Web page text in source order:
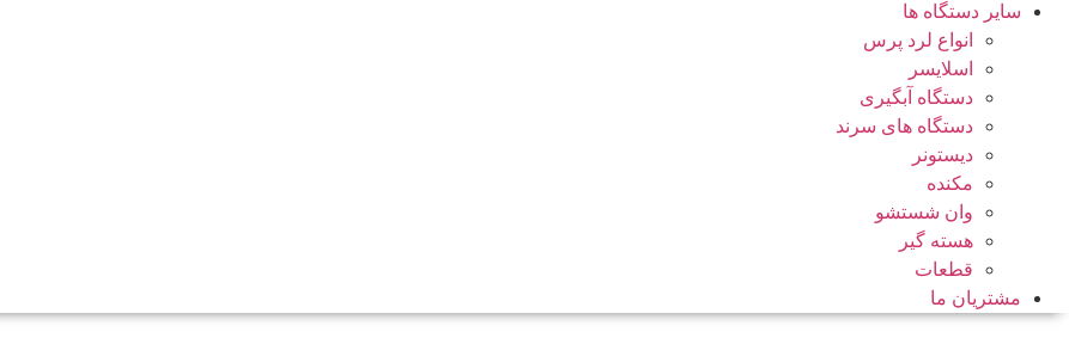
سایر دستگاه ها
انواع لرد پرس
اسلایسر
دستگاه آبگیری
دستگاه های سرند
دیستونر
مکنده
وان شستشو
هسته گیر
قطعات
مشتریان ما